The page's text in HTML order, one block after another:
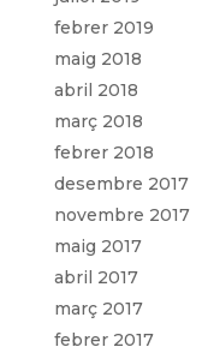
febrer 2019
maig 2018
abril 2018
març 2018
febrer 2018
desembre 2017
novembre 2017
maig 2017
abril 2017
març 2017
febrer 2017